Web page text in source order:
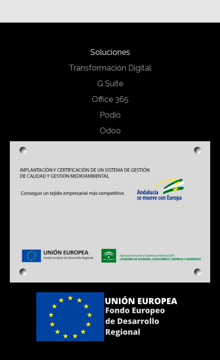
Soluciones
Transformación Digital
G Suite
Office 365
Podio
Odoo